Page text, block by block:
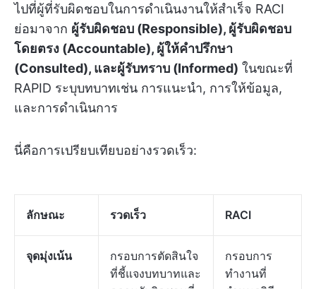
ไปที่ผู้ที่รับผิดชอบในการดำเนินงานให้สำเร็จ RACI
ย่อมาจาก ผู้รับผิดชอบ (Responsible), ผู้รับผิดชอบ
โดยตรง (Accountable), ผู้ให้คำปรึกษา
(Consulted), และผู้รับทราบ (Informed) ในขณะที่
RAPID ระบุบทบาทเช่น การแนะนำ, การให้ข้อมูล,
และการดำเนินการ
นี่คือการเปรียบเทียบอย่างรวดเร็ว:
ลักษณะ รวดเร็ว RACI
จุดมุ่งเน้น
กรอบการตัดสินใจ
ที่ชี้แจงบทบาทและ
กรอบการ
ทำงานที่